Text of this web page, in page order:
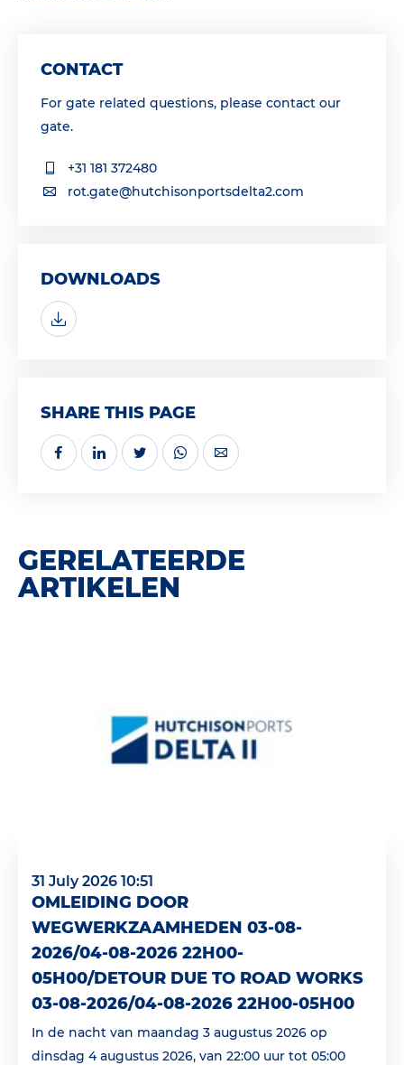
CONTACT
For gate related questions, please contact our
gate.
+31 181 372480
rot.gate@hutchisonportsdelta2.com
DOWNLOADS
SHARE THIS PAGE
GERELATEERDE
ARTIKELEN
31 July 2026 10:51
OMLEIDING DOOR
WEGWERKZAAMHEDEN 03-08-
2026/04-08-2026 22H00-
05H00/DETOUR DUE TO ROAD WORKS
03-08-2026/04-08-2026 22H00-05H00
In de nacht van maandag 3 augustus 2026 op
dinsdag 4 augustus 2026, van 22:00 uur tot 05:00